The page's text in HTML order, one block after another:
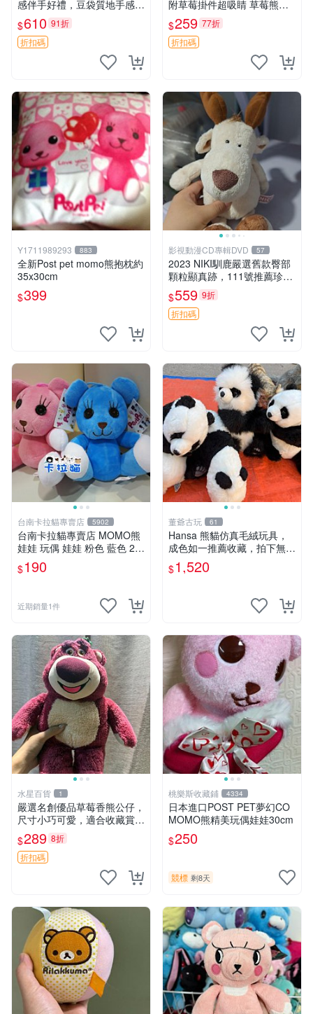
感伴手好禮，豆袋質地手感
佳，抱枕小熊 recom 推薦 白
色豆袋 玩具
$610 91折
折扣碼
附草莓掛件超吸睛 草莓熊手
提包 草莓掛件 可愛portunes
e
$259 77折
折扣碼
Y1711989293 883
全新Post pet momo熊抱枕約
35x30cm
$399
影視動漫CD專輯DVD 57
2023 NIKI馴鹿嚴選舊款臀部
顆粒顯真跡，111號推薦珍藏
品 馴鹿 舊款 尾巴顆粒
$559 9折
折扣碼
台南卡拉貓專賣店 5902
台南卡拉貓專賣店 MOMO熊
娃娃 玩偶 娃娃 粉色 藍色 2色
分售
$190
近期銷量1件
董爺古玩 61
Hansa 熊貓仿真毛絨玩具，
成色如一推薦收藏，拍下無疑
心 熊貓 毛絨玩具 收藏
$1,520
水星百貨 1
嚴選名創優品草莓香熊公仔，
尺寸小巧可愛，適合收藏賞玩
30cm 玩具 公仔 草莓熊
$289 8折
折扣碼
桃樂斯收藏鋪 4334
日本進口POST PET夢幻CO
MOMO熊精美玩偶娃娃30cm
$250
競標 剩8天